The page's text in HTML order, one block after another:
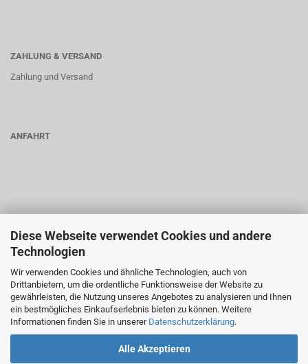
Diese Webseite verwendet Cookies und andere
Technologien
Wir verwenden Cookies und ähnliche Technologien, auch von
Drittanbietern, um die ordentliche Funktionsweise der Website zu
gewährleisten, die Nutzung unseres Angebotes zu analysieren und Ihnen
ein bestmögliches Einkaufserlebnis bieten zu können. Weitere
Informationen finden Sie in unserer Datenschutzerklärung.
Alle Akzeptieren
ZAHLUNG & VERSAND
Zahlung und Versand
ANFAHRT